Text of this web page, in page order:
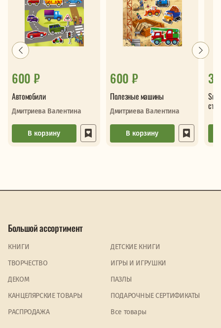
600 ₽
Автомобили
Дмитриева Валентина
В корзину
600 ₽
Полезные машины
Дмитриева Валентина
В корзину
Большой ассортимент
КНИГИ
ДЕТСКИЕ КНИГИ
ТВОРЧЕСТВО
ИГРЫ И ИГРУШКИ
ДЕКОМ
ПАЗЛЫ
КАНЦЕЛЯРСКИЕ ТОВАРЫ
ПОДАРОЧНЫЕ СЕРТИФИКАТЫ
PАСПРОДАЖА
Все товары